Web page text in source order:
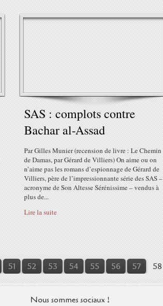
SAS : complots contre
Bachar al-Assad
Par Gilles Munier (recension de livre : Le Chemin
de Damas, par Gérard de Villiers) On aime ou on
n’aime pas les romans d’espionnage de Gérard de
Villiers, père de l’impressionnante série des SAS –
acronyme de Son Altesse Sérénissime – vendus à
plus de...
Lire la suite
51 52 53 54 55 56 57 58
Nous sommes sociaux !